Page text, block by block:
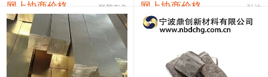
1#铬 60,000—82,000
553#硅 9,300—9,500
441#硅 9,600—9,800 9,700
网上协商价格 联荣有色 网上协商价格 弘达